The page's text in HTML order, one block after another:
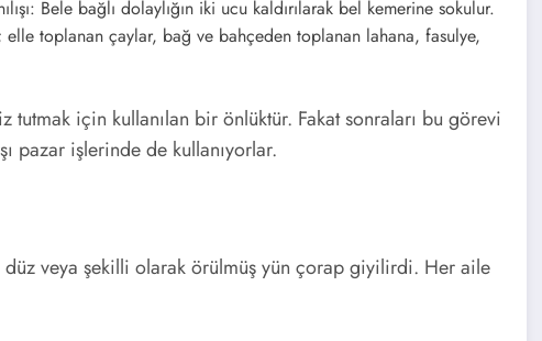
Bele bağlı dolaylığın iki ucu kaldırılarak bel kemerine sokulur.
toplanan çaylar, bağ ve bahçeden toplanan lahana, fasulye,
tutmak için kullanılan bir önlüktür. Fakat sonraları bu görevi
pazar işlerinde de kullanıyorlar.
veya şekilli olarak örülmüş yün çorap giyilirdi. Her aile